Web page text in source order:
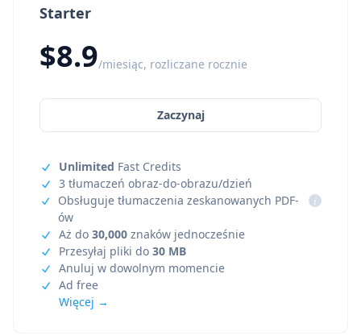
Starter
$8.9/miesiąc, rozliczane rocznie
Zaczynaj
Unlimited Fast Credits
3 tłumaczeń obraz-do-obrazu/dzień
Obsługuje tłumaczenia zeskanowanych PDF-
ów
i
Aż do 30,000 znaków jednocześnie
Przesyłaj pliki do 30 MB
Anuluj w dowolnym momencie
Ad free
Więcej →